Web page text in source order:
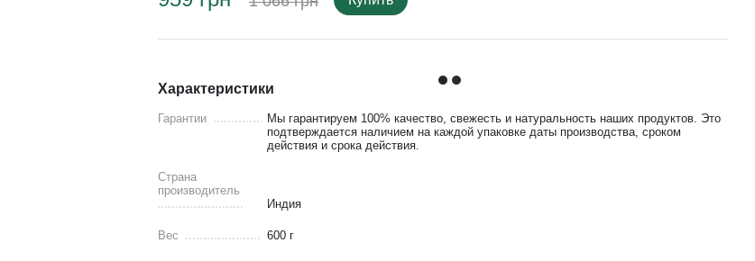
Характеристики
Гарантии
Мы гарантируем 100% качество, свежесть и натуральность наших продуктов. Это
подтверждается наличием на каждой упаковке даты производства, сроком
действия и срока действия.
Страна
производитель
Индия
Вес 600 г